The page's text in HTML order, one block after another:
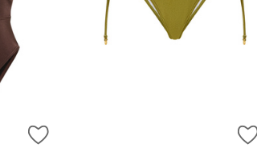
ZUR WUNSCHLISTE HINZUFÜGEN